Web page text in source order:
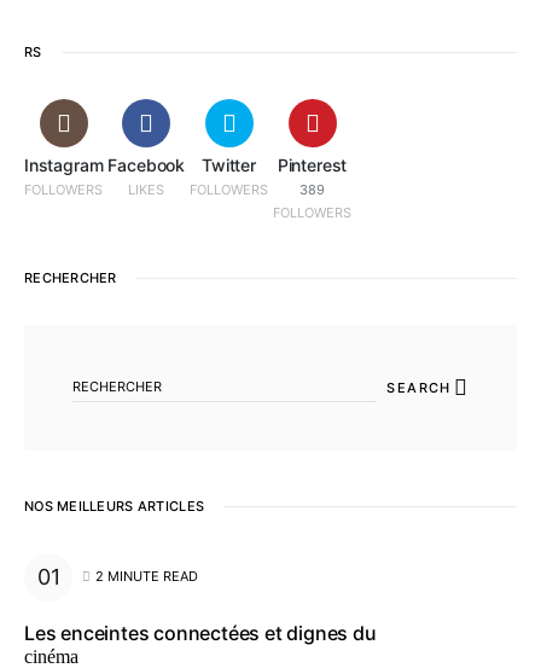
RS
Instagram
FOLLOWERS
Facebook
LIKES
Twitter
FOLLOWERS
Pinterest
389
FOLLOWERS
RECHERCHER
SEARCH
NOS MEILLEURS ARTICLES
2 MINUTE READ
Les enceintes connectées et dignes du
cinéma